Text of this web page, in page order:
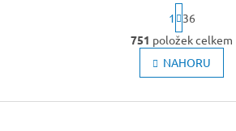
O
v
l
S
t
r
á
n
k
v
1
36
751 položek celkem
NAHORU